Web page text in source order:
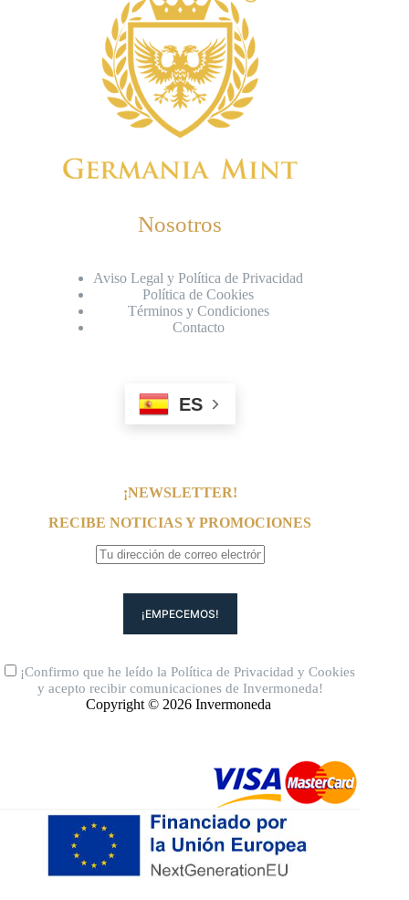
Nosotros
Aviso Legal y Política de Privacidad
Política de Cookies
Términos y Condiciones
Contacto
ES
¡NEWSLETTER!
RECIBE NOTICIAS Y PROMOCIONES
¡Confirmo que he leído laPolítica de Privacidad yCookies
y acepto recibir comunicaciones de Invermoneda!
Copyright © 2026 Invermoneda